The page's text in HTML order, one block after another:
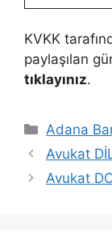
KVKK
paylaşılan
tıklayınız.
Adana
Avukat
Avukat